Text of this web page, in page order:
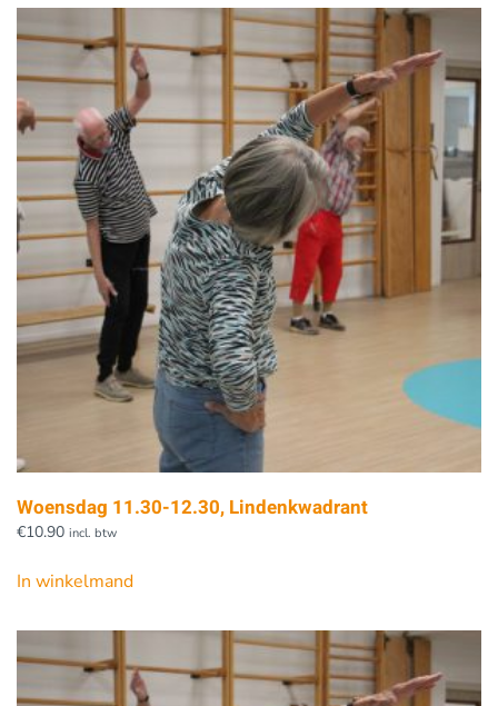
Woensdag 11.30-12.30, Lindenkwadrant
€10.90 incl. btw
In winkelmand